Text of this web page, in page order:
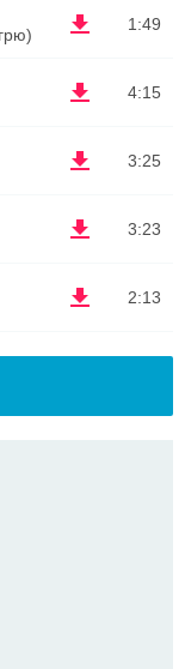
1:49
4:15
3:25
3:23
2:13